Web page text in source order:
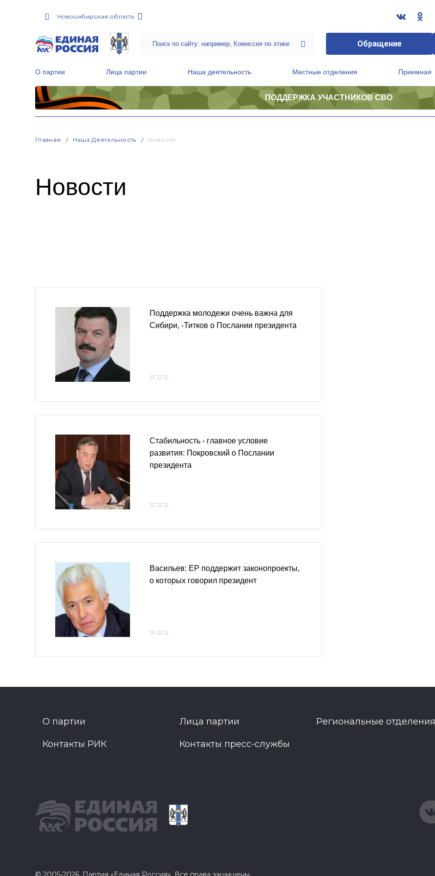
Новосибирская область
Обращение
О партии Лица партии Наша деятельность Местные отделения Приемная
ПОДДЕРЖКА УЧАСТНИКОВ СВО
Главная Наша Деятельность Новости
Новости
Поддержка молодежи очень важна для
Сибири, -Титков о Послании президента
13.12.12
Стабильность - главное условие
развития: Покровский о Послании
президента
13.12.12
Васильев: ЕР поддержит законопроекты,
о которых говорил президент
13.12.12
О партии Лица партии Региональные отделения
Контакты РИК Контакты пресс-службы